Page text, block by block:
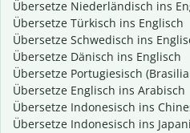
Übersetze Niederländisch ins
Übersetze Türkisch ins Englisch
Übersetze Schwedisch ins
Übersetze Dänisch ins Englisch
Übersetze Portugiesisch
Übersetze Englisch ins Arabisch
Übersetze Indonesisch ins
Übersetze Indonesisch ins